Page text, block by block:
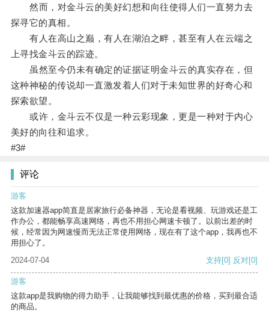
然而，对金斗云的美好幻想和向往使得人们一直努力去
探寻它的真相。
有人在高山之巅，有人在湖泊之畔，甚至有人在云端之
上寻找金斗云的踪迹。
虽然至今仍未有确定的证据证明金斗云的真实存在，但
这种神秘的传说却一直激发着人们对于未知世界的好奇心和
探索欲望。
或许，金斗云不仅是一种云彩现象，更是一种对于内心
美好的向往和追求。
#3#
评论
游客
这款加速器app简直是居家旅行必备神器，无论是看视频、玩游戏还是工
作办公，都能畅享高速网络，再也不用担心网速卡顿了。以前出差的时
候，经常因为网速慢而无法正常使用网络，现在有了这个app，我再也不
用担心了。
2024-07-04
支持[0] 反对[0]
游客
这款app是我购物的得力助手，让我能够找到最优惠的价格，买到最合适
的商品。